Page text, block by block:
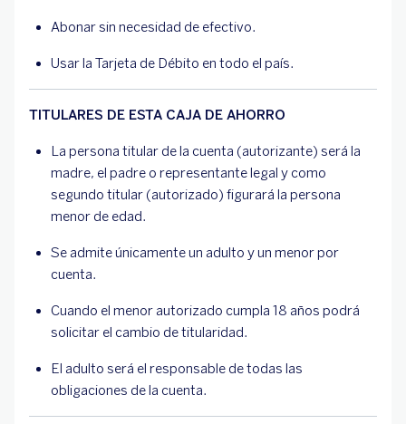
Abonar sin necesidad de efectivo.
Usar la Tarjeta de Débito en todo el país.
TITULARES DE ESTA CAJA DE AHORRO
La persona titular de la cuenta (autorizante) será la
madre, el padre o representante legal y como
segundo titular (autorizado) figurará la persona
menor de edad.
Se admite únicamente un adulto y un menor por
cuenta.
Cuando el menor autorizado cumpla 18 años podrá
solicitar el cambio de titularidad.
El adulto será el responsable de todas las
obligaciones de la cuenta.